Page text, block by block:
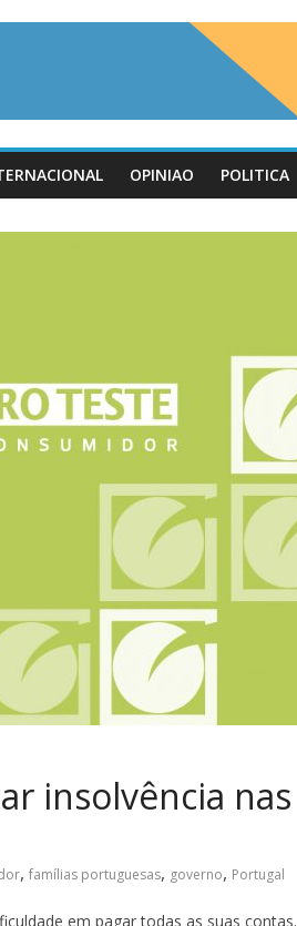
OPINIAO POLITICA
insolvência nas
, famílias portuguesas, governo, Portugal
em pagar todas as suas contas.